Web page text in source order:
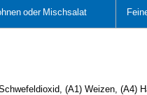
oder Mischsalat
(A1) Weizen, (A4)